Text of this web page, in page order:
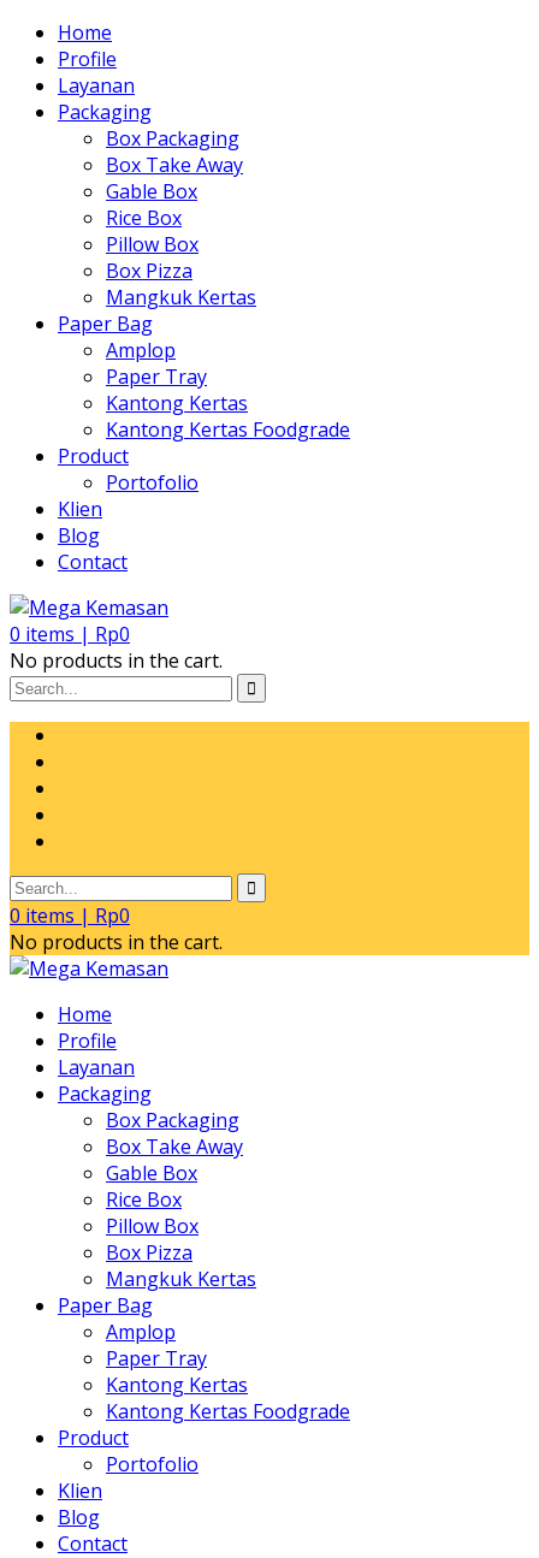
Home
Profile
Layanan
Packaging
Box Packaging
Box Take Away
Gable Box
Rice Box
Pillow Box
Box Pizza
Mangkuk Kertas
Paper Bag
Amplop
Paper Tray
Kantong Kertas
Kantong Kertas Foodgrade
Product
Portofolio
Klien
Blog
Contact
0 items | Rp0
No products in the cart.
0 items | Rp0
No products in the cart.
Home
Profile
Layanan
Packaging
Box Packaging
Box Take Away
Gable Box
Rice Box
Pillow Box
Box Pizza
Mangkuk Kertas
Paper Bag
Amplop
Paper Tray
Kantong Kertas
Kantong Kertas Foodgrade
Product
Portofolio
Klien
Blog
Contact